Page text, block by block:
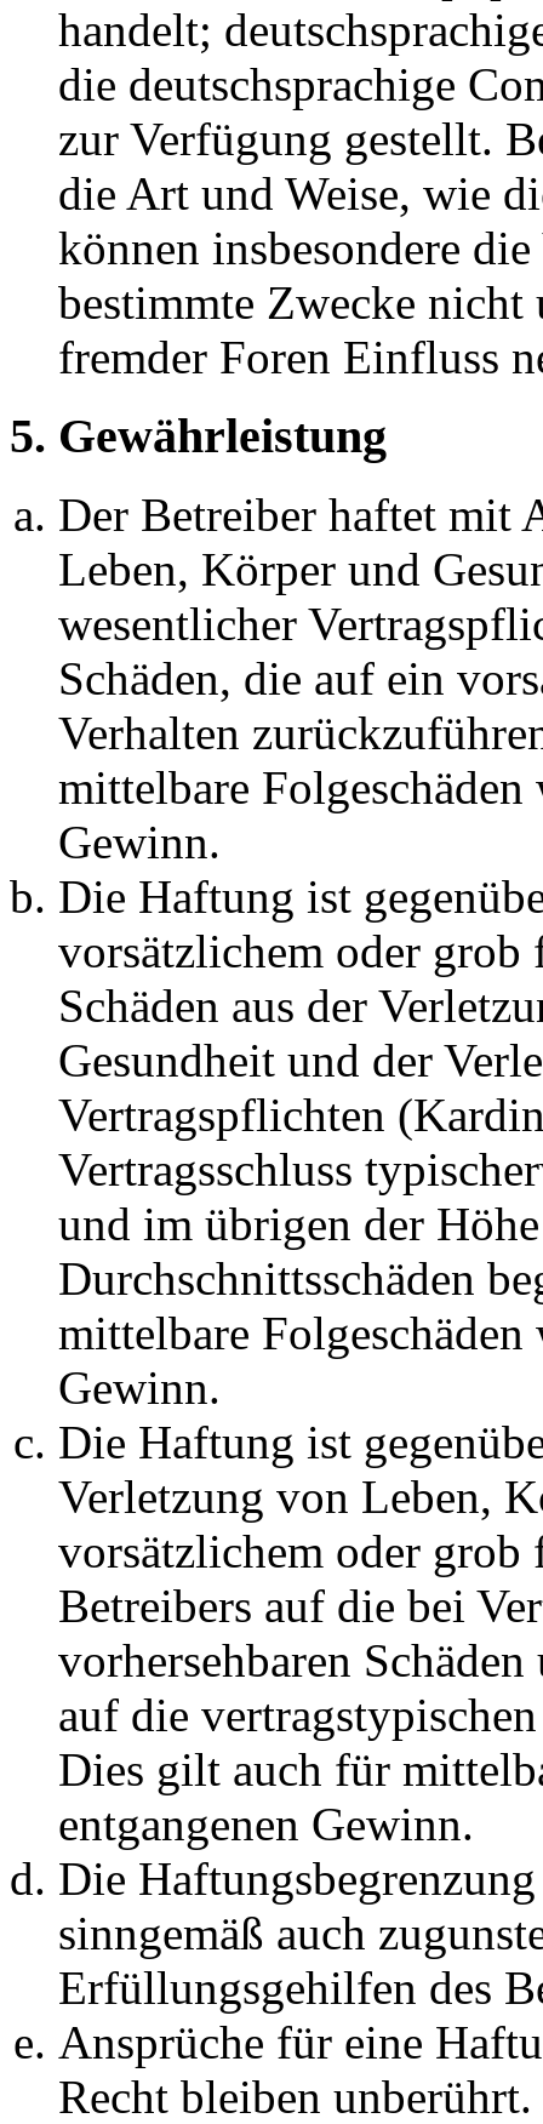
handelt;
die deutschsprachige
zur Verfügung gestellt.
die Art und Weise, wie
können insbesondere
bestimmte Zwecke nicht
fremder Foren Einfluss
5. Gewährleistung
Der Betreiber haftet mit
Leben, Körper und
wesentlicher
Schäden, die auf ein
Verhalten
mittelbare Folgeschäden
Gewinn.
Die Haftung ist
vorsätzlichem oder grob
Schäden aus der
Gesundheit und der
Vertragspflichten
Vertragsschluss
und im übrigen der
Durchschnittsschäden
mittelbare Folgeschäden
Gewinn.
Die Haftung ist
Verletzung von Leben,
vorsätzlichem oder grob
Betreibers auf die bei
vorhersehbaren
auf die
Dies gilt auch für
entgangenen Gewinn.
Die
sinngemäß auch
Erfüllungsgehilfen des
Ansprüche für eine
Recht bleiben unberührt.